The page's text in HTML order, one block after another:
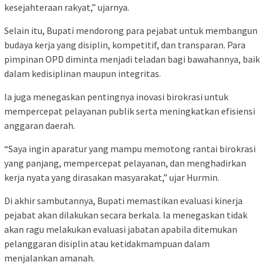
kesejahteraan rakyat,” ujarnya.
Selain itu, Bupati mendorong para pejabat untuk membangun
budaya kerja yang disiplin, kompetitif, dan transparan. Para
pimpinan OPD diminta menjadi teladan bagi bawahannya, baik
dalam kedisiplinan maupun integritas.
Ia juga menegaskan pentingnya inovasi birokrasi untuk
mempercepat pelayanan publik serta meningkatkan efisiensi
anggaran daerah.
“Saya ingin aparatur yang mampu memotong rantai birokrasi
yang panjang, mempercepat pelayanan, dan menghadirkan
kerja nyata yang dirasakan masyarakat,” ujar Hurmin.
Di akhir sambutannya, Bupati memastikan evaluasi kinerja
pejabat akan dilakukan secara berkala. Ia menegaskan tidak
akan ragu melakukan evaluasi jabatan apabila ditemukan
pelanggaran disiplin atau ketidakmampuan dalam
menjalankan amanah.